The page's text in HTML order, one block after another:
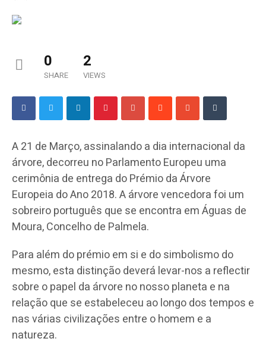
0
SHARE
2
VIEWS
A 21 de Março, assinalando a dia internacional da
árvore, decorreu no Parlamento Europeu uma
cerimônia de entrega do Prémio da Árvore
Europeia do Ano 2018. A árvore vencedora foi um
sobreiro português que se encontra em Águas de
Moura, Concelho de Palmela.
Para além do prémio em si e do simbolismo do
mesmo, esta distinção deverá levar-nos a reflectir
sobre o papel da árvore no nosso planeta e na
relação que se estabeleceu ao longo dos tempos e
nas várias civilizações entre o homem e a
natureza.